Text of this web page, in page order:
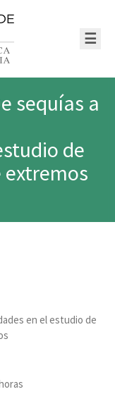
☰
sequías a
de
en el estudio de